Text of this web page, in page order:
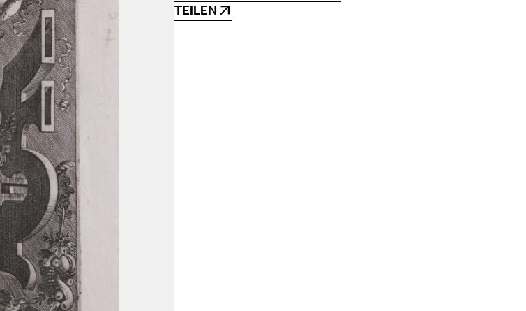
TEILEN